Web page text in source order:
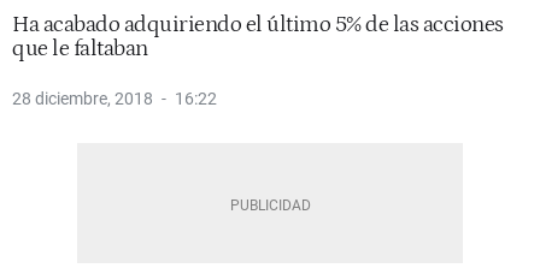
Ha acabado adquiriendo el último 5% de las acciones
que le faltaban
28 diciembre, 2018 16:22